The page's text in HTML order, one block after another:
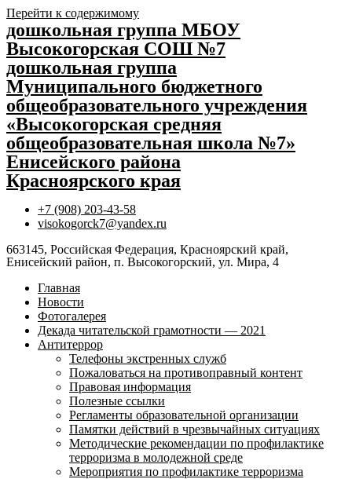
Перейти к содержимому
дошкольная группа МБОУ
Высокогорская СОШ №7
дошкольная группа
Муниципального бюджетного
общеобразовательного учреждения
«Высокогорская средняя
общеобразовательная школа №7»
Енисейского района
Красноярского края
+7 (908) 203-43-58
visokogorck7@yandex.ru
663145, Российская Федерация, Красноярский край,
Енисейский район, п. Высокогорский, ул. Мира, 4
Главная
Новости
Фотогалерея
Декада читательской грамотности — 2021
Антитеррор
Телефоны экстренных служб
Пожаловаться на противоправный контент
Правовая информация
Полезные ссылки
Регламенты образовательной организации
Памятки действий в чрезвычайных ситуациях
Методические рекомендации по профилактике
терроризма в молодежной среде
Мероприятия по профилактике терроризма